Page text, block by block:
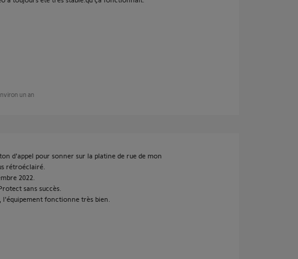
un an
d'appel pour sonner sur la platine de rue de mon
rétroéclairé.
2022.
sans succès.
l'équipement fonctionne très bien.